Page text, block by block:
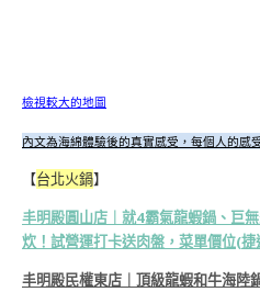
檢視較大的地圖
內文為海綿體驗後的真實感受，每個人的感
【台北火鍋】
丰明殿圓山店｜就4霸氣龍蝦鍋、巨
炊！試營運打卡送肉盤，菜單價位(捷
丰明殿民權東店｜頂級龍蝦和牛海陸